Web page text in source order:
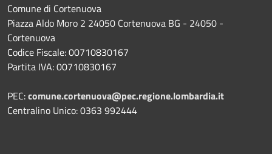
Comune di Cortenuova
Piazza Aldo Moro 2 24050 Cortenuova BG - 24050 -
Cortenuova
Codice Fiscale: 00710830167
Partita IVA: 00710830167
PEC:comune.cortenuova@pec.regione.lombardia.it
Centralino Unico: 0363 992444